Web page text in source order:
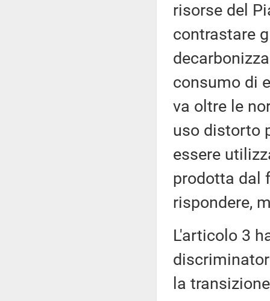
risorse del
contrastare
consumo di
va oltre le
uso distorto
essere
prodotta dal
rispondere,
L'articolo 3
la